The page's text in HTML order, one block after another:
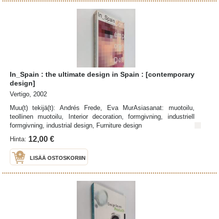
In_Spain : the ultimate design in Spain : [contemporary
design]
Vertigo, 2002
Muu(t) tekijä(t): Andrés Frede, Eva MurAsiasanat: muotoilu,
teollinen muotoilu, Interior decoration, formgivning, industriell
formgivning, industrial design, Furniture design
Hinta: 12,00 €
LISÄÄ OSTOSKORIIN